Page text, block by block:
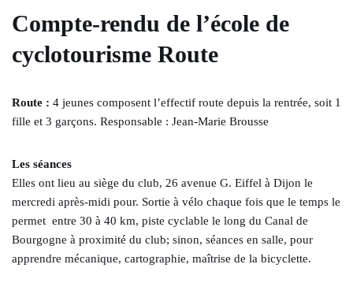
Compte-rendu de l’école de
cyclotourisme Route
Route : 4 jeunes composent l’effectif route depuis la rentrée, soit 1
fille et 3 garçons. Responsable : Jean-Marie Brousse
Les séances
Elles ont lieu au siège du club, 26 avenue G. Eiffel à Dijon le
mercredi après-midi pour. Sortie à vélo chaque fois que le temps le
permet entre 30 à 40 km, piste cyclable le long du Canal de
Bourgogne à proximité du club; sinon, séances en salle, pour
apprendre mécanique, cartographie, maîtrise de la bicyclette.